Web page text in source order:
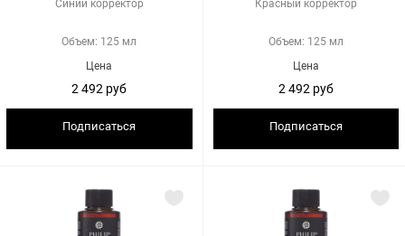
Синий корректор
Объем: 125 мл
Цена
2 492 руб
Подписаться
Красный корректор
Объем: 125 мл
Цена
2 492 руб
Подписаться